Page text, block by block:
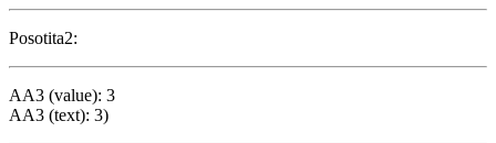
Posotita2:
AA3 (value): 3
AA3 (text): 3)